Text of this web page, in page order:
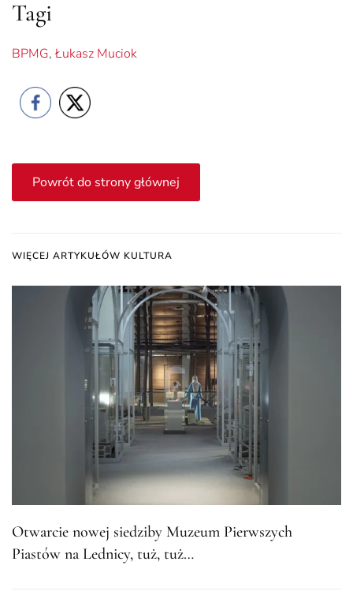
Tagi
BPMG, Łukasz Muciok
Powrót do strony głównej
WIĘCEJ ARTYKUŁÓW KULTURA
Otwarcie nowej siedziby Muzeum Pierwszych
Piastów na Lednicy, tuż, tuż…